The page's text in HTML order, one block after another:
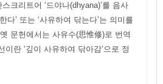
크리트어 ‘드야나(dhyana)’를 음사
다’ 또는 ‘사유하여 닦는다’는 의미를
문헌에서는 사유수(思惟修)로 번역
란 ‘깊이 사유하여 닦아감’으로 정